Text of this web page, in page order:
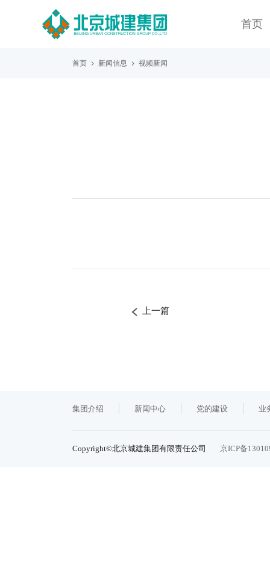
首页
首页 新闻信息 视频新闻
上一篇
集团介绍 新闻中心 党的建设 业
Copyright©北京城建集团有限责任公司 京ICP备